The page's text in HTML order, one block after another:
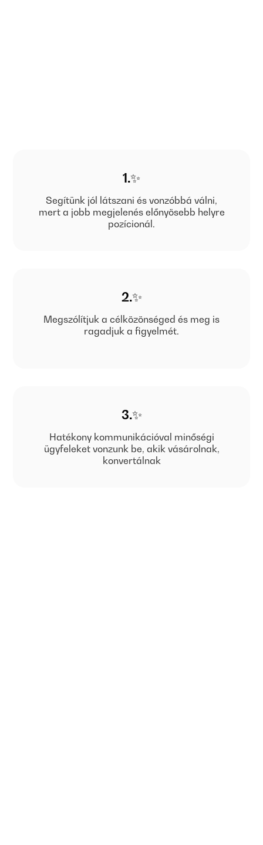
1.✨
Segítünk jól látszani és vonzóbbá válni,
mert a jobb megjelenés előnyösebb helyre
pozícionál.
2.✨
Megszólítjuk a célközönséged és meg is
ragadjuk a figyelmét.
3.✨
Hatékony kommunikációval minőségi
ügyfeleket vonzunk be, akik vásárolnak,
konvertálnak